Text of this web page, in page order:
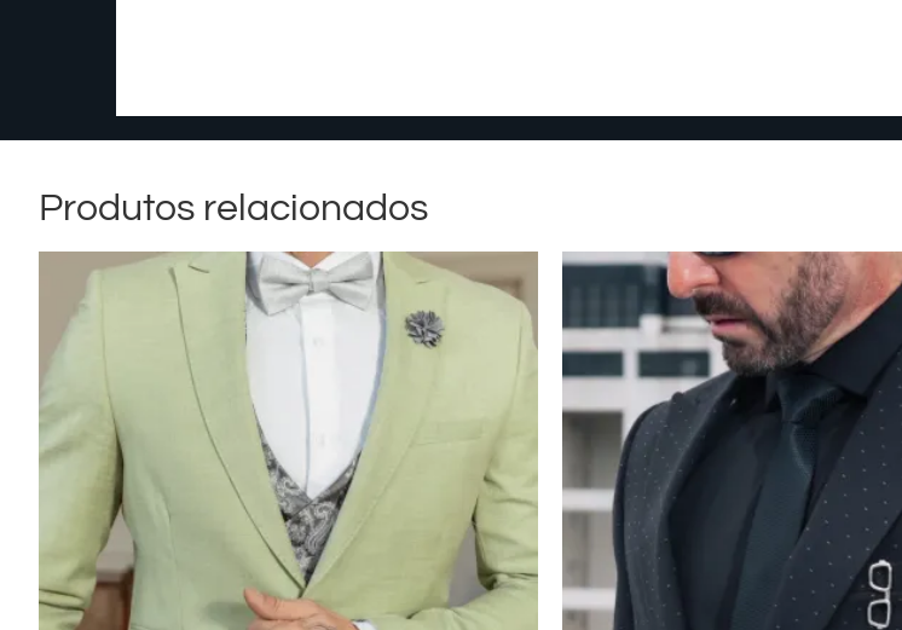
Produtos relacionados